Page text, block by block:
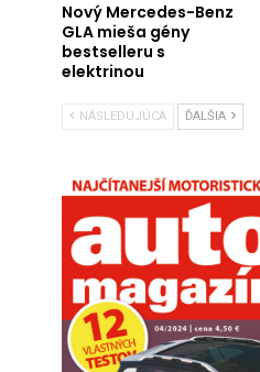
Nový Mercedes-Benz
GLA mieša gény
bestselleru s
elektrinou
NÁSLEDUJÚCA ĎALŠIA